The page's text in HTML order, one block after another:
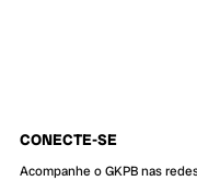
CONECTE-SE
Acompanhe o GKPB nas